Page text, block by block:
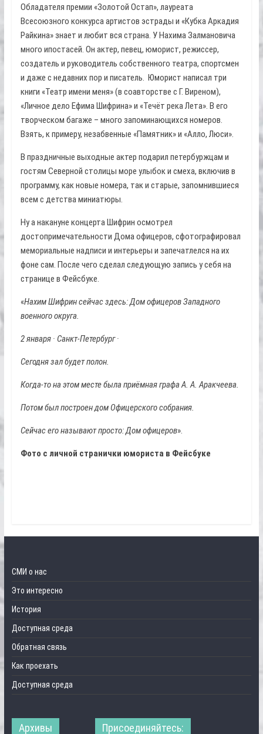
Обладателя премии «Золотой Остап», лауреата
Всесоюзного конкурса артистов эстрады и «Кубка Аркадия
Райкина» знает и любит вся страна. У Нахима Залмановича
много ипостасей. Он актер, певец, юморист, режиссер,
создатель и руководитель собственного театра, спортсмен
и даже с недавних пор и писатель. Юморист написал три
книги «Театр имени меня» (в соавторстве с Г. Виреном),
«Личное дело Ефима Шифрина» и «Течёт река Лета». В его
творческом багаже – много запоминающихся номеров.
Взять, к примеру, незабвенные «Памятник» и «Алло, Люси».
В праздничные выходные актер подарил петербуржцам и
гостям Северной столицы море улыбок и смеха, включив в
программу, как новые номера, так и старые, запомнившиеся
всем с детства миниатюры.
Ну а накануне концерта Шифрин осмотрел
достопримечательности Дома офицеров, сфотографировал
мемориальные надписи и интерьеры и запечатлелся на их
фоне сам. После чего сделал следующую запись у себя на
странице в Фейсбуке.
«Нахим Шифрин сейчас здесь: Дом офицеров Западного
военного округа.
2 января · Санкт-Петербург ·
Сегодня зал будет полон.
Когда-то на этом месте была приёмная графа А. А. Аракчеева.
Потом был построен дом Офицерского собрания.
Сейчас его называют просто: Дом офицеров».
Фото с личной странички юмориста в Фейсбуке
СМИ о нас
Это интересно
История
Доступная среда
Обратная связь
Как проехать
Доступная среда
Архивы Присоединяйтесь: